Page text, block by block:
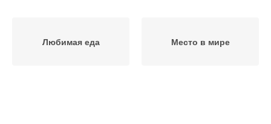
Любимая еда Место в мире